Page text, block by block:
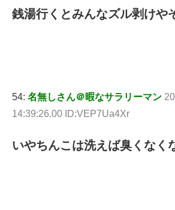
銭湯行くとみんなズル剥けや
54: 名無しさん＠暇なサラリーマン
14:39:26.00 ID:VEP7Ua4Xr
いやちんこは洗えば臭くなく